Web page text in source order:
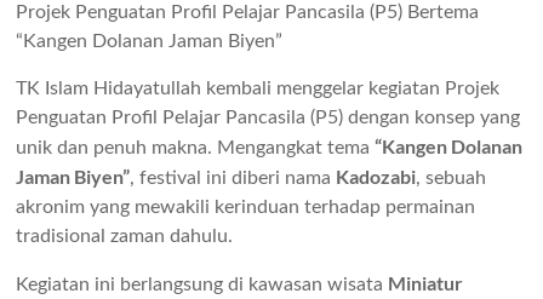
Projek Penguatan Profil Pelajar Pancasila (P5) Bertema
“Kangen Dolanan Jaman Biyen”
TK Islam Hidayatullah kembali menggelar kegiatan Projek
Penguatan Profil Pelajar Pancasila (P5) dengan konsep yang
unik dan penuh makna. Mengangkat tema“Kangen Dolanan
Jaman Biyen”, festival ini diberi nama Kadozabi, sebuah
akronim yang mewakili kerinduan terhadap permainan
tradisional zaman dahulu.
Kegiatan ini berlangsung di kawasan wisata Miniatur